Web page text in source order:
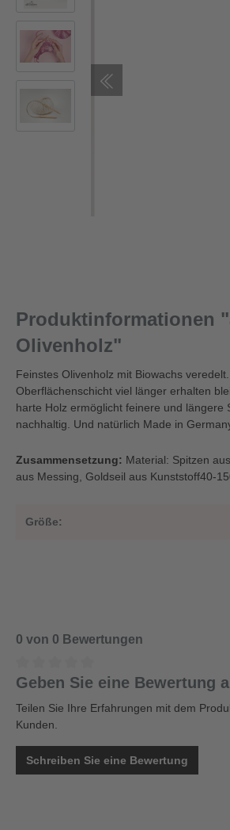
Produktinformationen
Olivenholz"
Feinstes Olivenholz mit Biowachs
Oberflächenschicht viel länger erhalten
harte Holz ermöglicht feinere und längere
nachhaltig. Und natürlich Made in
Zusammensetzung: Material: Spitzen
aus Messing, Goldseil aus Kunststoff40-
Größe:
0 von 0 Bewertungen
Geben Sie eine Bewertung
Teilen Sie Ihre Erfahrungen mit dem
Kunden.
Schreiben Sie eine Bewertung